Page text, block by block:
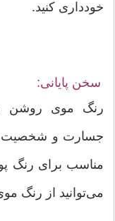
خودداری کنید.
سخن پایانی:
رنگ موی روشن
جسارت و شخصیت
مناسب برای رنگ
می‌توانید از رنگ